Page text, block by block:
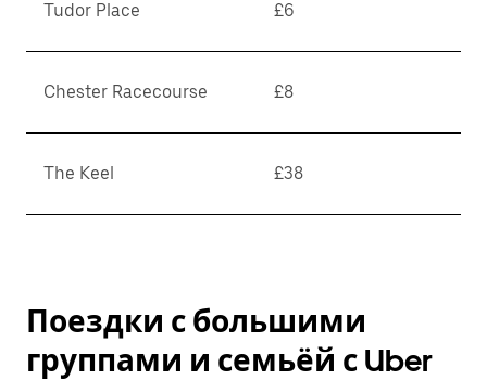
Tudor Place £6
Chester Racecourse £8
The Keel £38
Поездки с большими
группами и семьёй с Uber